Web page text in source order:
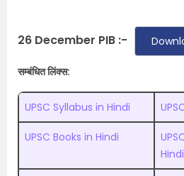
26 December PIB :-
सम्बंधित लिंक्स:
UPSC Syllabus in Hindi
UPSC Books in Hindi
Hindi